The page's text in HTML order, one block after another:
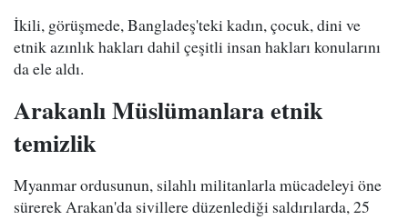
İkili, görüşmede, Bangladeş'teki kadın, çocuk, dini ve
etnik azınlık hakları dahil çeşitli insan hakları konularını
da ele aldı.
Arakanlı Müslümanlara etnik
temizlik
Myanmar ordusunun, silahlı militanlarla mücadeleyi öne
sürerek Arakan'da sivillere düzenlediği saldırılarda, 25